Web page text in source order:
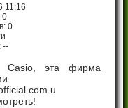
11:16
0
0
--
Casio, эта фирма